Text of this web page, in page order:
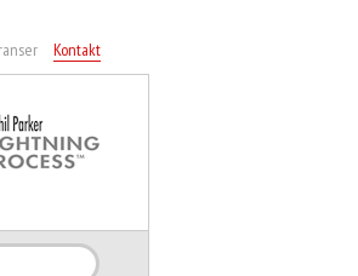
Kontakt
Søk